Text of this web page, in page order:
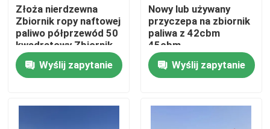
Dom
Złoża nierdzewna
Zbiornik ropy naftowej
paliwo półprzewód 50
kwadratowy Zbiornik
płynny Ciężarówka
pojazd transportowy
Wyślij zapytanie
Nowy lub używany
przyczepa na zbiornik
paliwa z 42cbm
45cbm
Wyślij zapytanie